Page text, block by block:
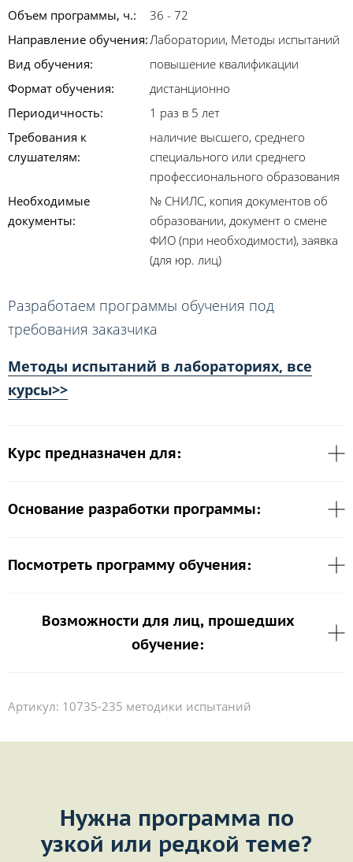
Объем программы, ч.:
36 - 72
Направление обучения:Лаборатории, Методы испытаний
Вид обучения:
повышение квалификации
Формат обучения:
дистанционно
Периодичность:
1 раз в 5 лет
Требования к
слушателям:
наличие высшего, среднего
специального или среднего
профессионального образования
Необходимые
документы:
№ СНИЛС, копия документов об
образовании, документ о смене
ФИО (при необходимости), заявка
(для юр. лиц)
Разработаем программы обучения под
требования заказчика
Методы испытаний в лабораториях, все
курсы>>
Курс предназначен для:
Основание разработки программы:
Посмотреть программу обучения:
Возможности для лиц, прошедших
обучение:
Артикул: 10735-235 методики испытаний
Нужна программа по
узкой или редкой теме?